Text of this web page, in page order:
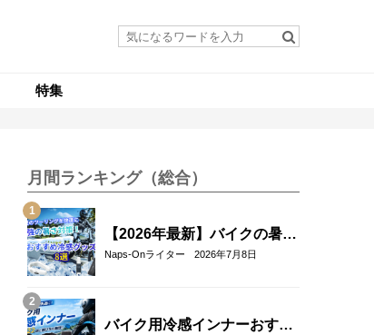
特集
月間ランキング（総合）
【2026年最新】バイクの暑さ
対策・冷感グッズおすすめ8
Naps-Onライター 2026年7月8日
バイク用冷感インナーおすす